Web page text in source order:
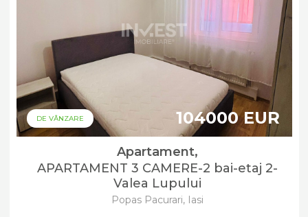
DE VÂNZARE 104000 EUR
Apartament,
APARTAMENT 3 CAMERE-2 bai-etaj 2-
Valea Lupului
Popas Pacurari, Iasi